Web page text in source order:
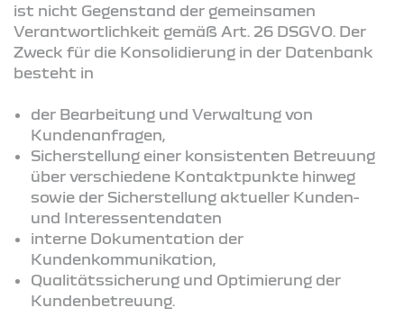
ist nicht Gegenstand der gemeinsamen
Verantwortlichkeit gemäß Art. 26 DSGVO. Der
Zweck für die Konsolidierung in der Datenbank
besteht in
der Bearbeitung und Verwaltung von
Kundenanfragen,
Sicherstellung einer konsistenten Betreuung
über verschiedene Kontaktpunkte hinweg
sowie der Sicherstellung aktueller Kunden-
und Interessentendaten
interne Dokumentation der
Kundenkommunikation,
Qualitätssicherung und Optimierung der
Kundenbetreuung.